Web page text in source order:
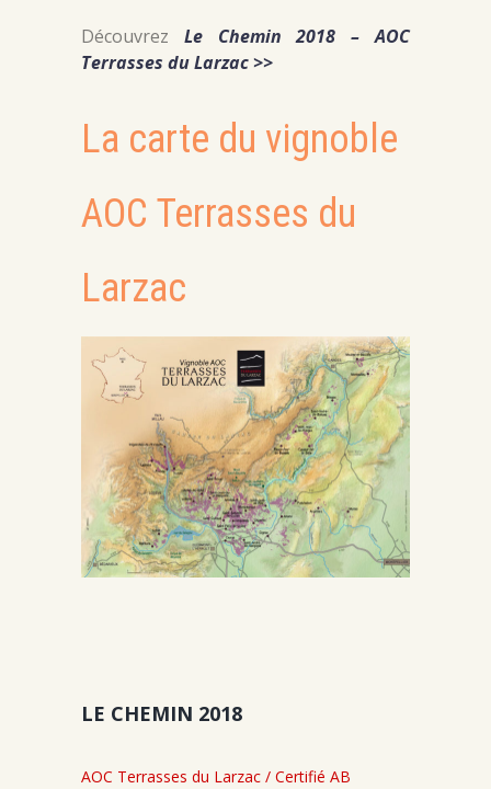
Découvrez Le Chemin 2018 – AOC
Terrasses du Larzac >>
La carte du vignoble
AOC Terrasses du
Larzac
LE CHEMIN 2018
AOC Terrasses du Larzac / Certifié AB